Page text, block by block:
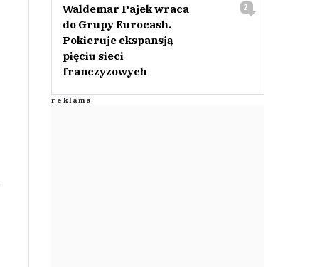
Waldemar Pajek wraca
do Grupy Eurocash.
Pokieruje ekspansją
pięciu sieci
franczyzowych
2